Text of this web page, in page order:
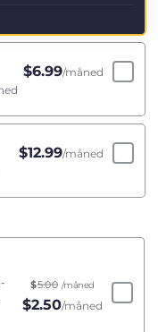
$6.99/måned
$12.99/måned
$5.00 /måned
$2.50/måned